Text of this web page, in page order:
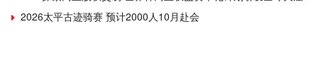
2026太平古迹骑赛 预计2000人10月赴会